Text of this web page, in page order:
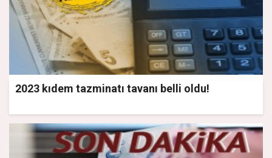
2023 kıdem tazminatı tavanı belli oldu!